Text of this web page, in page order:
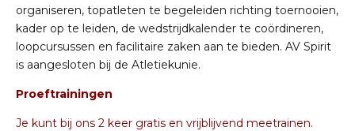
organiseren, topatleten te begeleiden richting toernooien,
kader op te leiden, de wedstrijdkalender te coördineren,
loopcursussen en facilitaire zaken aan te bieden. AV Spirit
is aangesloten bij de Atletiekunie.
Proeftrainingen
Je kunt bij ons 2 keer gratis en vrijblijvend meetrainen.